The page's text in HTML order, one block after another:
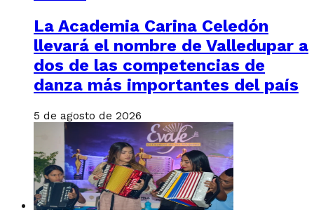
La Academia Carina Celedón
llevará el nombre de Valledupar a
dos de las competencias de
danza más importantes del país
5 de agosto de 2026